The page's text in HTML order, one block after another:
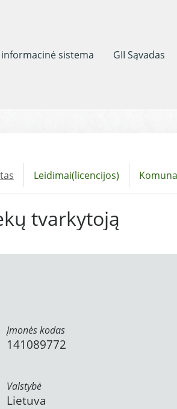
sistema GII Sąvadas
Leidimai(licencijos)
tvarkytoją
Įmonės kodas
141089772
Valstybė
Lietuva